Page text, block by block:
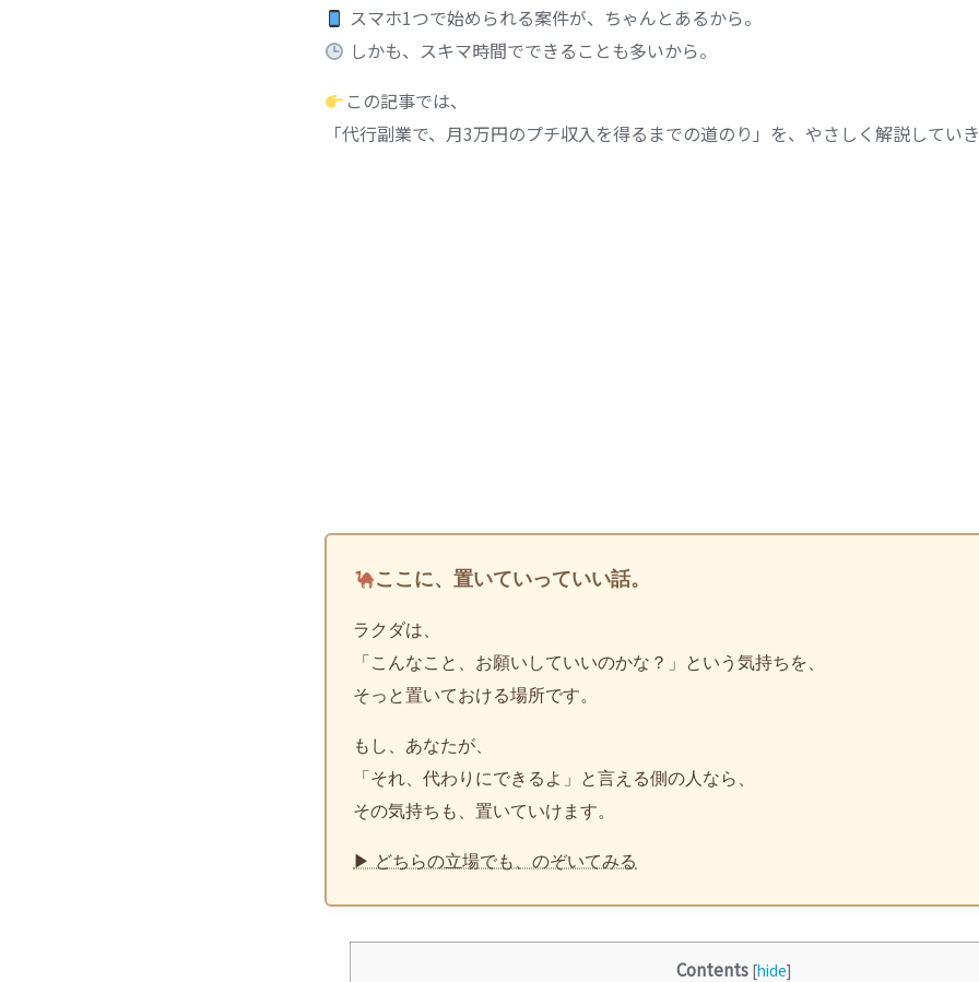
スマホ1つで始められる案件が、ちゃんとあるから。
しかも、スキマ時間でできることも多いから。
この記事では、
「代行副業で、月3万円のプチ収入を得るまでの道のり」を、やさしく解説してい
ここに、置いていっていい話。
ラクダは、
「こんなこと、お願いしていいのかな？」という気持ちを、
そっと置いておける場所です。
もし、あなたが、
「それ、代わりにできるよ」と言える側の人なら、
その気持ちも、置いていけます。
▶ どちらの立場でも、のぞいてみる
Contents [hide]